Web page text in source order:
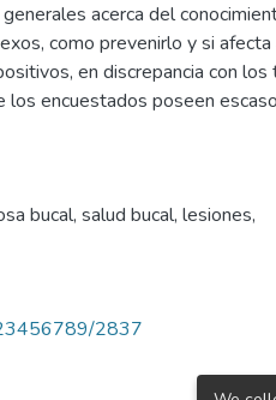
acerca del
como prevenirlo y si afecta
en discrepancia con los
los encuestados poseen escaso
bucal, salud bucal, lesiones,
2837